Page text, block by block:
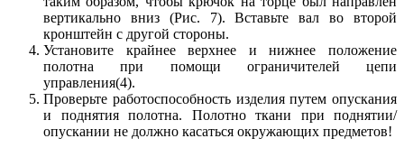
вертикально вниз (Рис. 7). Вставьте вал во второй
кронштейн с другой стороны.
Установите крайнее верхнее и нижнее положение
полотна при помощи ограничителей цепи
управления(4).
Проверьте работоспособность изделия путем опускания
и поднятия полотна. Полотно ткани при поднятии/
опускании не должно касаться окружающих предметов!